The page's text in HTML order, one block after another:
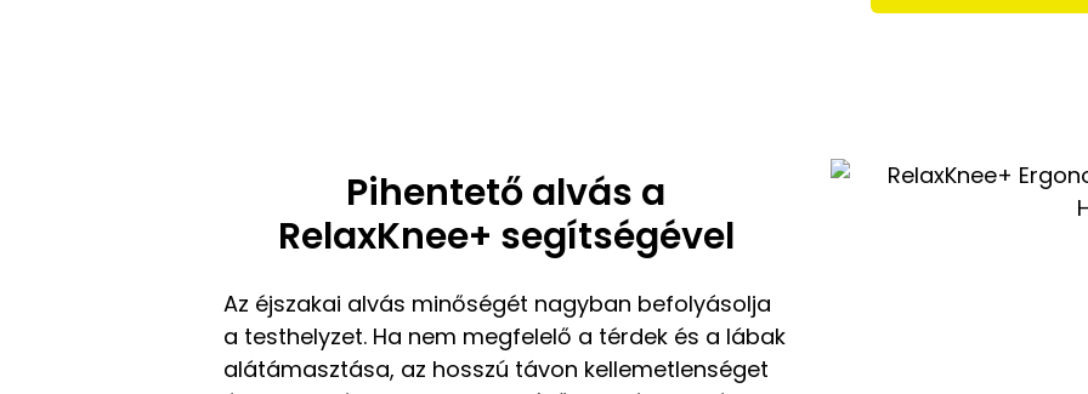
Pihentető alvás a
RelaxKnee+ segítségével
Az éjszakai alvás minőségét nagyban befolyásolja
a testhelyzet. Ha nem megfelelő a térdek és a lábak
alátámasztása, az hosszú távon kellemetlenséget